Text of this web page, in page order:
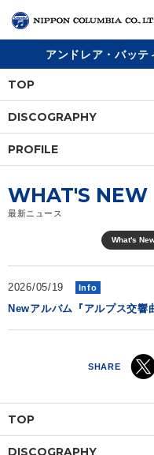
アーティスト
ジャンル
オーディション
サイトマップ
アンドレア・バッ
TOP
DISCOGRAPHY
PROFILE
WHAT'S NEW
最新ニュース
What's
2026/05/19 Info
Newアルバム『アルプス交響
SHARE
TOP
DISCOGRAPHY